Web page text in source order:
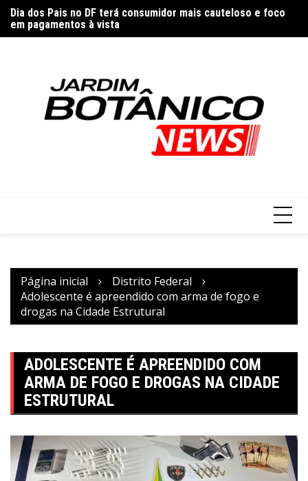
para
o
Dia dos Pais no DF terá consumidor mais cauteloso e foco
em pagamentos à vista
Palmeiras avança apesar da derrota para o Fortaleza
Página inicial
Distrito Federal
Adolescente é apreendido com arma de fogo e
drogas na Cidade Estrutural
ADOLESCENTE É APREENDIDO COM
ARMA DE FOGO E DROGAS NA CIDADE
ESTRUTURAL